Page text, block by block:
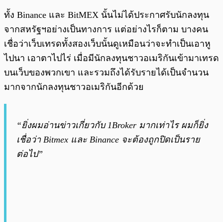
ทั้ง Binance และ BitMEX นั้นไม่ได้ประกาศรับนักลงทุน
จากสหรัฐฯอย่างเป็นทางการ แต่อย่างไรก็ตาม บางคน
เชื่อว่าเว็บเทรดทั้งสองเว็บนั้นดูเหมือนว่าจะทำเป็นเอาหู
ไปนา เอาตาไปไร่ เมื่อมีนักลงทุนชาวอเมริกันเข้ามาเทรด
บนเว็บของพวกเขา และรวมถึงได้รับรายได้เป็นจำนวน
มากจากนักลงทุนชาวอเมริกันอีกด้วย
“ยิ่งผมอ่านข่าวเกี่ยวกับ 1Broker มากเท่าไร ผมก็ยิ่ง
เชื่อว่า Bitmex และ Binance จะต้องถูกปิดเป็นราย
ต่อไป”